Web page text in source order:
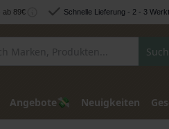
ab 89€ Schnelle Lieferung - 2 - 3
Angebote💸 Neuigkeiten